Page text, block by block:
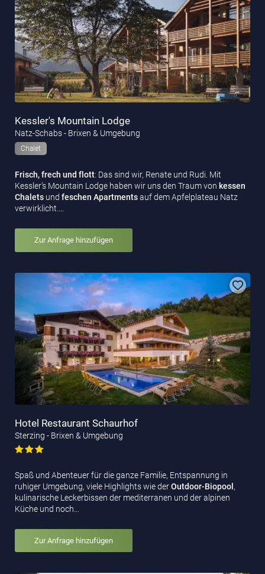
Kessler's Mountain Lodge
Natz-Schabs - Brixen & Umgebung
Chalet
Frisch, frech und flott: Das sind wir, Renate und Rudi. Mit
Kessler’s Mountain Lodge haben wir uns den Traum von kessen
Chalets und feschen Apartmentsauf dem Apfelplateau Natz
verwirklicht.…
Zur Anfrage hinzufügen
Hotel Restaurant Schaurhof
Sterzing - Brixen & Umgebung
Spaß und Abenteuer für die ganze Familie, Entspannung in
ruhiger Umgebung, viele Highlights wie derOutdoor-Biopool ,
kulinarische Leckerbissen der mediterranen und der alpinen
Küche und noch…
Zur Anfrage hinzufügen